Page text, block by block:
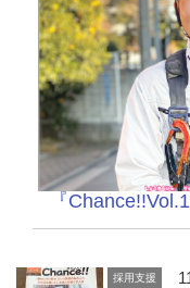
『
採用支援